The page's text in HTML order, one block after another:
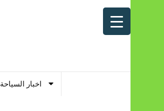
اخبار السياحة